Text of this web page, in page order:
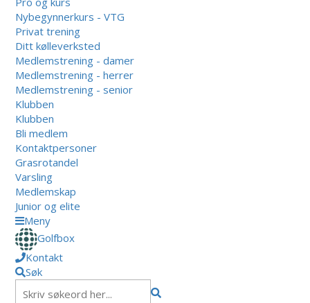
Nybegynnerkurs - VTG
Privat trening
Ditt kølleverksted
Medlemstrening - damer
Medlemstrening - herrer
Medlemstrening - senior
Klubben
Klubben
Bli medlem
Kontaktpersoner
Grasrotandel
Varsling
Medlemskap
Junior og elite
Meny
Golfbox
Kontakt
Søk